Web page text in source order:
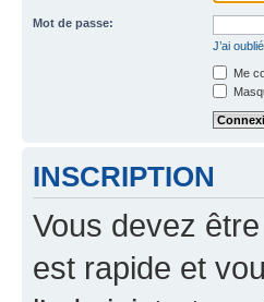
Mot de passe:
J’ai
Me
INSCRIPTION
Vous devez
est rapide et